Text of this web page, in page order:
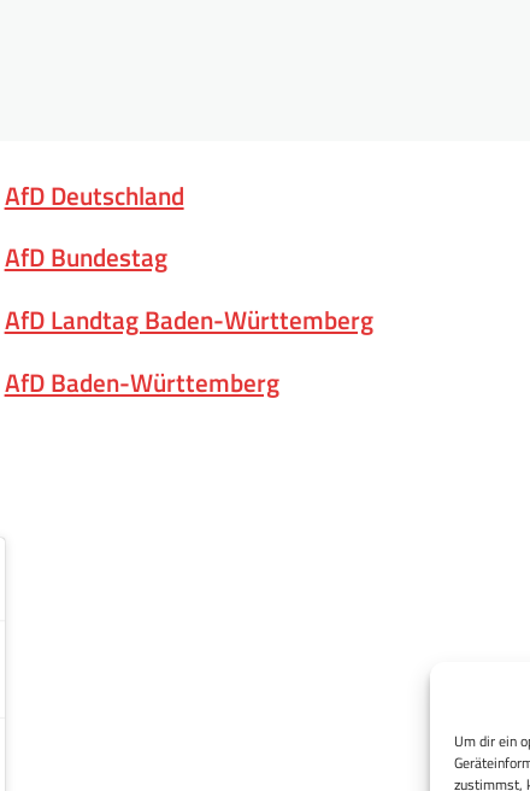
Um dir ein
zustimmst,
AfD Deutschland
AfD Bundestag
AfD Landtag Baden-Württemberg
AfD Baden-Württemberg